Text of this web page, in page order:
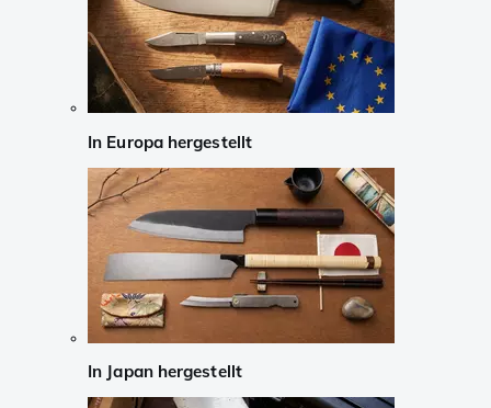
In Europa hergestellt
In Japan hergestellt